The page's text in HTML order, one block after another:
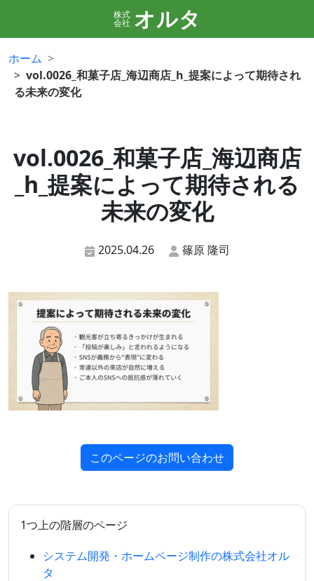
株式
会社 オルタ
ホーム
vol.0026_和菓子店_海辺商店_h_提案によって期待され
る未来の変化
vol.0026_和菓子店_海辺商店
_h_提案によって期待される
未来の変化
2025.04.26 篠原 隆司
このページのお問い合わせ
1つ上の階層のページ
システム開発・ホームページ制作の株式会社オル
タ